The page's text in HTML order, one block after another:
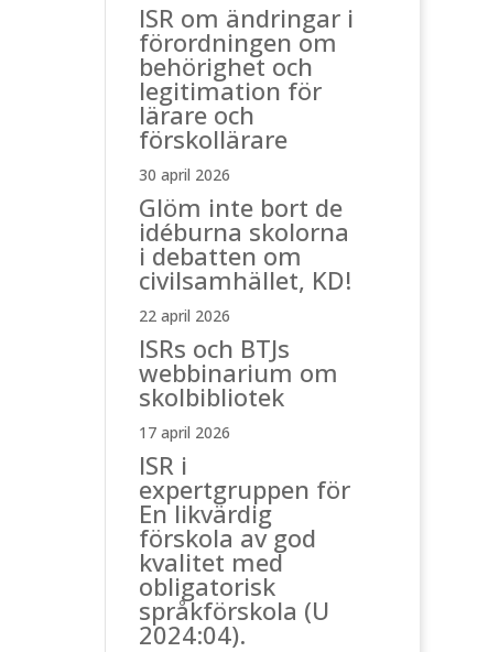
ISR om ändringar i
förordningen om
behörighet och
legitimation för
lärare och
förskollärare
30 april 2026
Glöm inte bort de
idéburna skolorna
i debatten om
civilsamhället, KD!
22 april 2026
ISRs och BTJs
webbinarium om
skolbibliotek
17 april 2026
ISR i
expertgruppen för
En likvärdig
förskola av god
kvalitet med
obligatorisk
språkförskola (U
2024:04).